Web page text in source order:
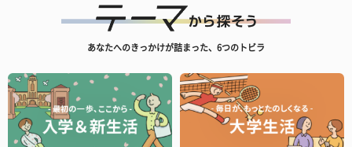
あなたへのきっかけが詰まった、6つのトビラ